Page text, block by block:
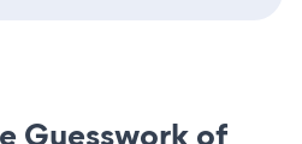
Guesswork of